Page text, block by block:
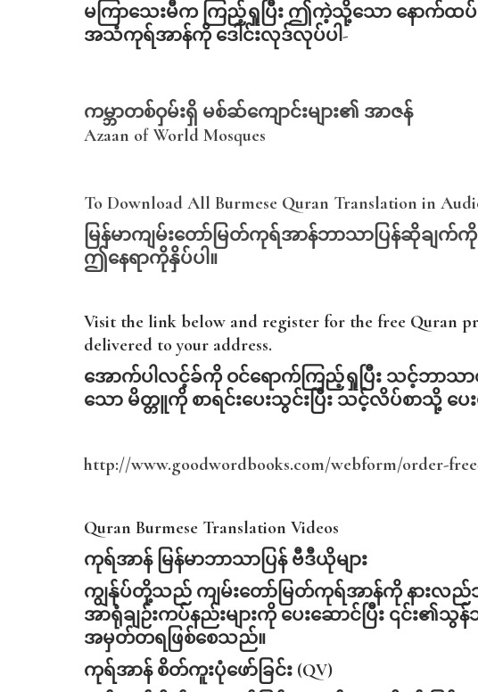
မကြာသေးမီက ကြည့်ရှုပြီး ဤကဲ့သို့သော နောက်ထပ်
အသံကုရ်အာန်ကို ဒေါင်းလုဒ်လုပ်ပါ-
ကမ္ဘာတစ်ဝှမ်းရှိ မစ်ဆ်ကျောင်းများ၏ အာဇန်
Azaan of World Mosques
To Download All Burmese Quran Translation in
မြန်မာကျမ်းတော်မြတ်ကုရ်အာန်ဘာသာပြန်ဆိုချက်ကို
ဤနေရာကိုနှိပ်ပါ။
Visit the link below and register for the free Quran
delivered to your address.
အောက်ပါလင့်ခ်ကို ဝင်ရောက်ကြည့်ရှုပြီး သင့်ဘာသာ
သော မိတ္တူကို စာရင်းပေးသွင်းပြီး သင့်လိပ်စာသို့ ပေ
http://www.goodwordbooks.com/webform/order-
Quran Burmese Translation Videos
ကုရ်အာန် မြန်မာဘာသာပြန် ဗီဒီယိုများ
ကျွန်ုပ်တို့သည် ကျမ်းတော်မြတ်ကုရ်အာန်ကို နားလည်
အာရုံချဉ်းကပ်နည်းများကို ပေးဆောင်ပြီး ၎င်း၏
အမှတ်တရဖြစ်စေသည်။
ကုရ်အာန် စိတ်ကူးပုံဖော်ခြင်း (QV)